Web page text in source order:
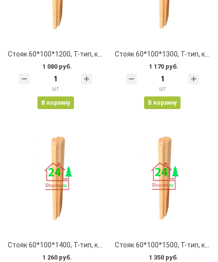
Стояк 60*100*1200, Т-тип, клеевой, цельноламельный, с пазом
1 080 руб.
шт
В корзину
Стояк 60*100*1300, Т-тип, клеевой, цельноламельный, с пазом
1 170 руб.
шт
В корзину
1 260 руб.
Стояк 60*100*1500, Т-тип, клеевой, цельноламельный, с пазом
1 350 руб.